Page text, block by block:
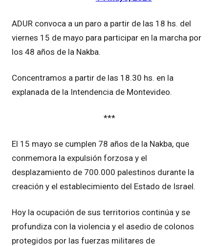
ADUR convoca a un paro a partir de las 18 hs. del
viernes 15 de mayo para participar en la marcha por
los 48 años de la Nakba.
Concentramos a partir de las 18.30 hs. en la
explanada de la Intendencia de Montevideo.
***
El 15 mayo se cumplen 78 años de la Nakba, que
conmemora la expulsión forzosa y el
desplazamiento de 700.000 palestinos durante la
creación y el establecimiento del Estado de Israel.
Hoy la ocupación de sus territorios continúa y se
profundiza con la violencia y el asedio de colonos
protegidos por las fuerzas militares de